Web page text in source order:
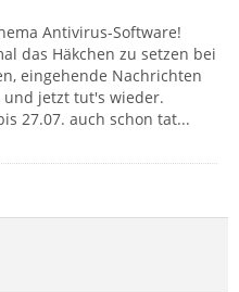
Antivirus-Software!
das Häkchen zu setzen bei
eingehende Nachrichten
jetzt tut's wieder.
27.07. auch schon tat...